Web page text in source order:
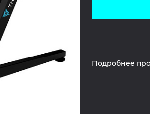
Подробнее